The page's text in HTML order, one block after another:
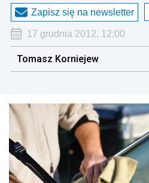
Zapisz się na newsletter
17 grudnia 2012, 12:00
Tomasz Korniejew